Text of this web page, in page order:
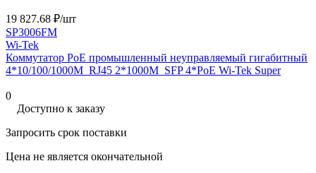
19 827.68 ₽/шт
SP3006FM
Wi-Tek
Коммутатор PoE промышленный неуправляемый гигабитный
4*10/100/1000M_RJ45 2*1000M_SFP 4*PoE Wi-Tek Super
0
Доступно к заказу
Запросить срок поставки
Цена не является окончательной